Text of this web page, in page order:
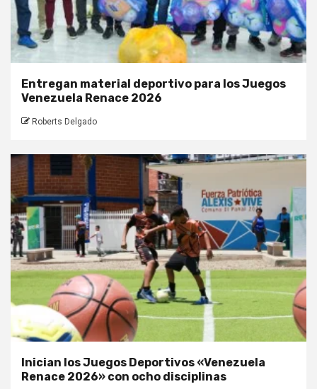
Entregan material deportivo para los Juegos
Venezuela Renace 2026
Roberts Delgado
Inician los Juegos Deportivos «Venezuela
Renace 2026» con ocho disciplinas